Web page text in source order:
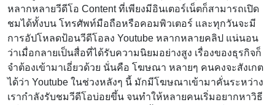
หลากหลายวีดีโอ Content ที่เพียงมีอินเตอร์เน็ตก็สามารถเปิด
ชมได้ทั้งบน โทรศัพท์มือถือหรือคอมพิวเตอร์ และทุกวันจะมี
การอัปโหลดป้อนวีดีโอลง Youtube หลากหลายคลิป แน่นอน
ว่าเมื่อกลายเป็นสื่อที่ได้รับความนิยมอย่างสูง เรื่องของธุรกิจก็
จำต้องเข้ามาเอี่ยวด้วย นั่นคือ โฆษณา หลายๆ คนคงจะสังเกต
ได้ว่า Youtube ในช่วงหลังๆ นี้ มักมีโฆษณาเข้ามาคั่นระหว่าง
เรากำลังรับชมวีดีโอบ่อยขึ้น จนทำให้หลายคนเริ่มอยากหาวิธี